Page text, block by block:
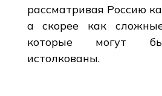
рассматривая Россию
а скорее как
которые могут
истолкованы.